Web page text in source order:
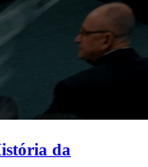
da